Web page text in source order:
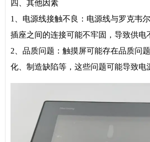
四、其他因素
1、电源线接触不良：电源线与罗克韦
插座之间的连接可能不牢固，导致供电
2、品质问题：触摸屏可能存在品质问
化、制造缺陷等，这些问题可能导致电